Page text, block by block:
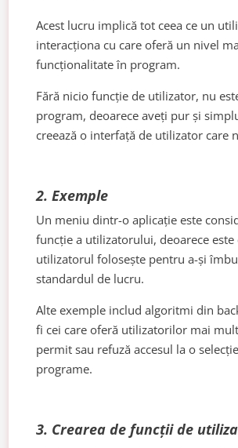
Acest lucru implică tot ceea ce un
interacționa cu care oferă un nivel
funcționalitate în program.
Fără nicio funcție de utilizator, nu
program, deoarece aveți pur și
creează o interfață de utilizator care
2. Exemple
Un meniu dintr-o aplicație este
funcție a utilizatorului, deoarece este
utilizatorul folosește pentru a-și
standardul de lucru.
Alte exemple includ algoritmi din
fi cei care oferă utilizatorilor mai
permit sau refuză accesul la o
programe.
3. Crearea de funcții de